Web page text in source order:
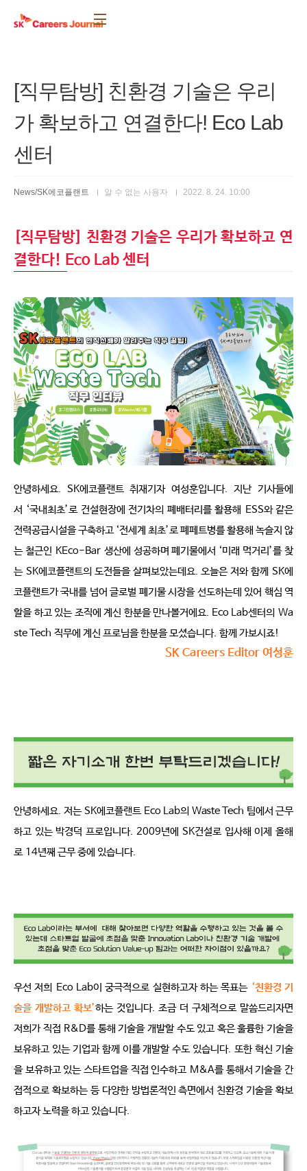
[직무탐방] 친환경 기술은 우리
가 확보하고 연결한다! Eco Lab
센터
News/SK에코플랜트 알 수 없는 사용자 2022. 8. 24. 10:00
[직무탐방] 친환경 기술은 우리가 확보하고 연
결한다! Eco Lab 센터
안녕하세요. SK에코플랜트 취재기자 여성훈입니다.
지난 기사들에
서 ‘국내최초’로 건설현장에 전기차의 폐배터리를 활용해 ESS와 같은
전력공급시설을 구축하고 ‘전세계 최초’로 폐페트병를 활용해 녹슬지 않
는 철근인 KEco-Bar 생산에 성공하며 폐기물에서 ‘미래 먹거리’를 찾
는 SK에코플랜트의 도전들을 살펴보았는데요. 오늘은 저와 함께 SK에
코플랜트가 국내를 넘어 글로벌 폐기물 시장을 선도하는데 있어 핵심 역
할을 하고 있는 조직에 계신 한분을 만나볼거에요. Eco Lab센터의 Wa
ste Tech 직무에 계신 프로님을 한분을 모셨습니다. 함께 가보시죠!
SK Careers Editor 여성훈
안녕하세요. 저는 SK에코플랜트 Eco Lab의 Waste Tech 팀에서 근무
하고 있는 박경덕 프로입니다. 2009년에 SK건설로 입사해 이제 올해
로 14년째 근무 중에 있습니다.
우선 저희 Eco Lab이 궁극적으로 실현하고자 하는 목표는 ‘친환경 기
술을 개발하고 확보’하는 것입니다. 조금 더 구체적으로 말씀드리자면
저희가 직접 R&D를 통해 기술을 개발할 수도 있고 혹은 훌륭한 기술을
보유하고 있는 기업과 함께 이를 개발할 수도 있습니다. 또한 혁신 기술
을 보유하고 있는 스타트업을 직접 인수하고 M&A를 통해서 기술을 간
접적으로 확보하는 등 다양한 방법론적인 측면에서 친환경 기술을 확보
하고자 노력을 하고 있습니다.